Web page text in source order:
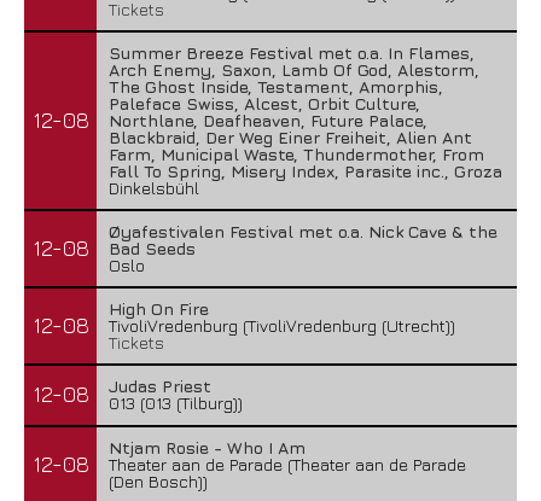
Tickets
12-08
Summer Breeze Festival met o.a. In Flames,
Arch Enemy, Saxon, Lamb Of God, Alestorm,
The Ghost Inside, Testament, Amorphis,
Paleface Swiss, Alcest, Orbit Culture,
Northlane, Deafheaven, Future Palace,
Blackbraid, Der Weg Einer Freiheit, Alien Ant
Farm, Municipal Waste, Thundermother, From
Fall To Spring, Misery Index, Parasite inc., Groza
Dinkelsbühl
12-08
Øyafestivalen Festival met o.a. Nick Cave & the
Bad Seeds
Oslo
12-08
High On Fire
TivoliVredenburg (TivoliVredenburg (Utrecht))
Tickets
12-08
Judas Priest
013 (013 (Tilburg))
12-08
Ntjam Rosie - Who I Am
Theater aan de Parade (Theater aan de Parade
(Den Bosch))